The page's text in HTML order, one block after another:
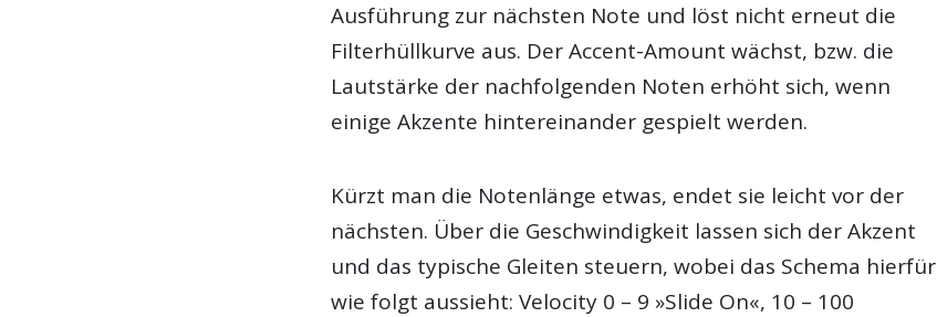
Ausführung zur nächsten Note und löst nicht erneut die
Filterhüllkurve aus. Der Accent-Amount wächst, bzw. die
Lautstärke der nachfolgenden Noten erhöht sich, wenn
einige Akzente hintereinander gespielt werden.
Kürzt man die Notenlänge etwas, endet sie leicht vor der
nächsten. Über die Geschwindigkeit lassen sich der Akzent
und das typische Gleiten steuern, wobei das Schema hierfür
wie folgt aussieht: Velocity 0 – 9 »Slide On«, 10 – 100